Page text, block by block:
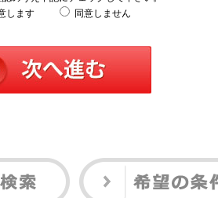
します
同意しません